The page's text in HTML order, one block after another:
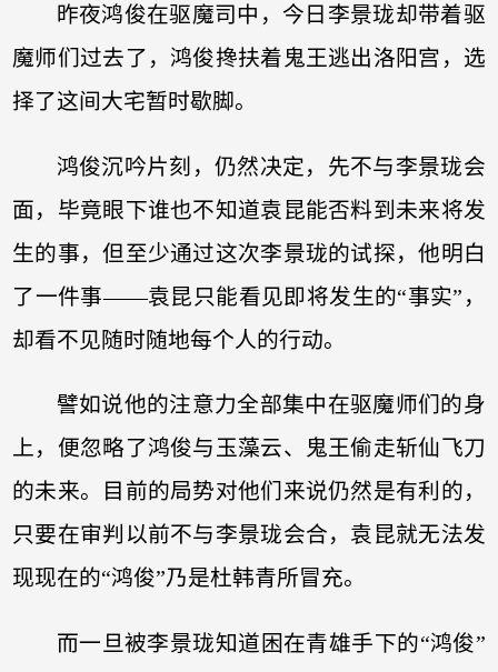
昨夜鸿俊在驱魔司中，今日李景珑却带着驱
魔师们过去了，鸿俊搀扶着鬼王逃出洛阳宫，选
择了这间大宅暂时歇脚。
鸿俊沉吟片刻，仍然决定，先不与李景珑会
面，毕竟眼下谁也不知道袁昆能否料到未来将发
生的事，但至少通过这次李景珑的试探，他明白
了一件事——袁昆只能看见即将发生的“事实”，
却看不见随时随地每个人的行动。
譬如说他的注意力全部集中在驱魔师们的身
上，便忽略了鸿俊与玉藻云、鬼王偷走斩仙飞刀
的未来。目前的局势对他们来说仍然是有利的，
只要在审判以前不与李景珑会合，袁昆就无法发
现现在的“鸿俊”乃是杜韩青所冒充。
而一旦被李景珑知道困在青雄手下的“鸿俊”